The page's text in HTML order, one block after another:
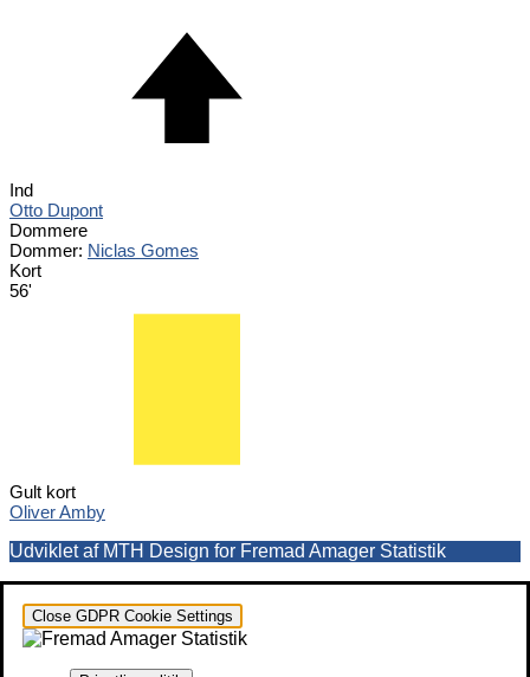
Ind
Otto Dupont
Dommere
Dommer: Niclas Gomes
Kort
56'
Gult kort
Oliver Amby
Udviklet af MTH Design for Fremad Amager Statistik
Close GDPR Cookie Settings